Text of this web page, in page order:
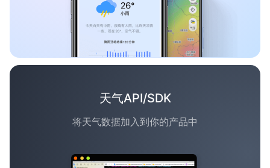
天气API/SDK
将天气数据加入到你的产品中